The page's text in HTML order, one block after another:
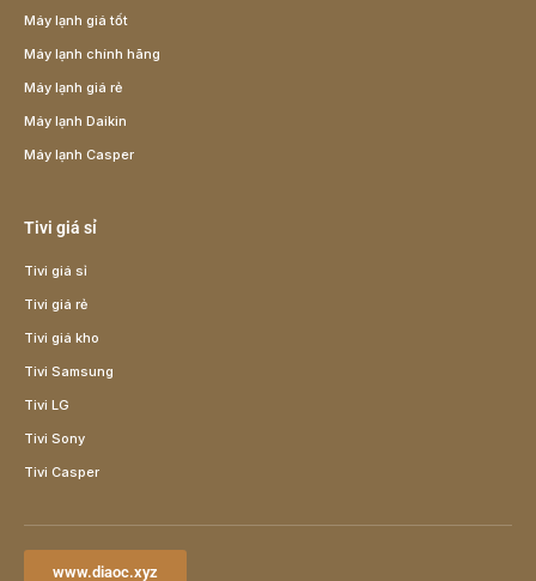
Máy lạnh giá tốt
Máy lạnh chính hãng
Máy lạnh giá rẻ
Máy lạnh Daikin
Máy lạnh Casper
Tivi giá sỉ
Tivi giá sỉ
Tivi giá rẻ
Tivi giá kho
Tivi Samsung
Tivi LG
Tivi Sony
Tivi Casper
www.diaoc.xyz